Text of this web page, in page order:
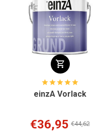
einzA Vorlack
€36,95 €44,62